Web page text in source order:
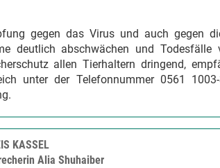
gegen das Virus und auch gegen
deutlich abschwächen und Todesfälle
allen Tierhaltern dringend,
unter der Telefonnummer 0561
KASSEL
Alia Shuhaiber